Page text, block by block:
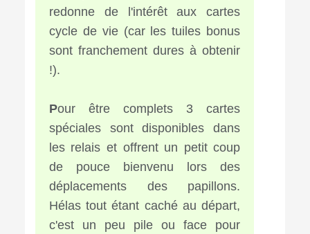
redonne de l'intérêt aux cartes
cycle de vie (car les tuiles bonus
sont franchement dures à obtenir
!).
Pour être complets 3 cartes
spéciales sont disponibles dans
les relais et offrent un petit coup
de pouce bienvenu lors des
déplacements des papillons.
Hélas tout étant caché au départ,
c'est un peu pile ou face pour